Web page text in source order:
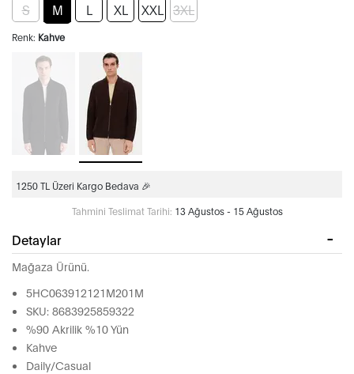
S M L XL XXL 3XL
Renk: Kahve
1250 TL Üzeri Kargo Bedava 🎉
Tahmini Teslimat Tarihi: 13 Ağustos - 15 Ağustos
Detaylar
Mağaza Ürünü.
5HC063912121M201M
SKU: 8683925859322
%90 Akrilik %10 Yün
Kahve
Daily/Casual